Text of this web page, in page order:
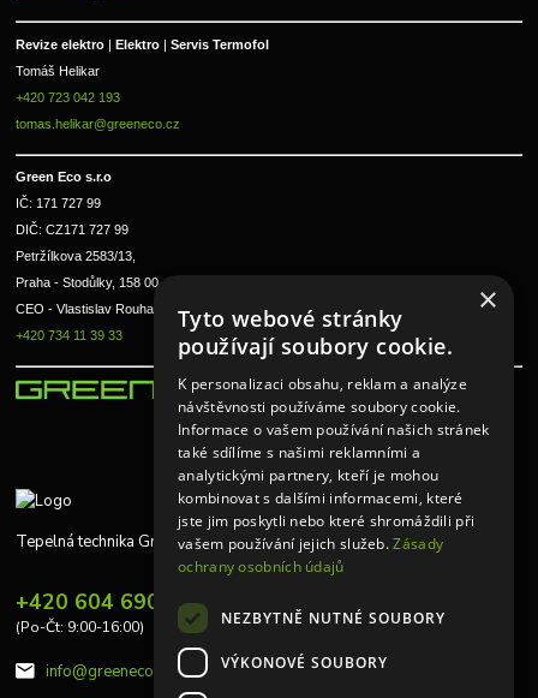
Revize elektro | Elektro | Servis Termofol
Tomáš Helikar
+420 723 042 193
tomas.helikar@greeneco.cz
Green Eco s.r.o
IČ: 171 727 99
DIČ: CZ171 727 99
Petržílkova 2583/13,
Praha - Stodůlky, 158 00
CEO - Vlastislav Rouha ml.
+420 734 11 39 33
Tepelná technika Greeneco
+420 604 690 848
(Po-Čt: 9:00-16:00)
info@greeneco.cz
×
Tyto webové stránky
používají soubory cookie.
K personalizaci obsahu, reklam a analýze
návštěvnosti používáme soubory cookie.
Informace o vašem používání našich stránek
také sdílíme s našimi reklamními a
analytickými partnery, kteří je mohou
kombinovat s dalšími informacemi, které
jste jim poskytli nebo které shromáždili při
vašem používání jejich služeb.Zásady
ochrany osobních údajů
NEZBYTNĚ NUTNÉ SOUBORY
VÝKONOVÉ SOUBORY